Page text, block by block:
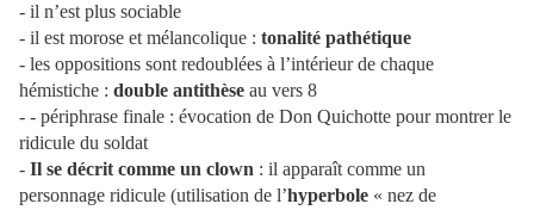
- il n’est plus sociable
- il est morose et mélancolique : tonalité pathétique
- les oppositions sont redoublées à l’intérieur de chaque
hémistiche : double antithèse au vers 8
- - périphrase finale : évocation de Don Quichotte pour montrer le
ridicule du soldat
- Il se décrit comme un clown : il apparaît comme un
personnage ridicule (utilisation de l’hyperbole « nez de